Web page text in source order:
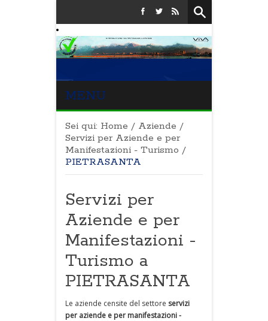
MENU
Sei qui: Home / Aziende /
Servizi per Aziende e per
Manifestazioni - Turismo /
PIETRASANTA
Servizi per
Aziende e per
Manifestazioni -
Turismo a
PIETRASANTA
Le aziende censite del settore servizi
per aziende e per manifestazioni -